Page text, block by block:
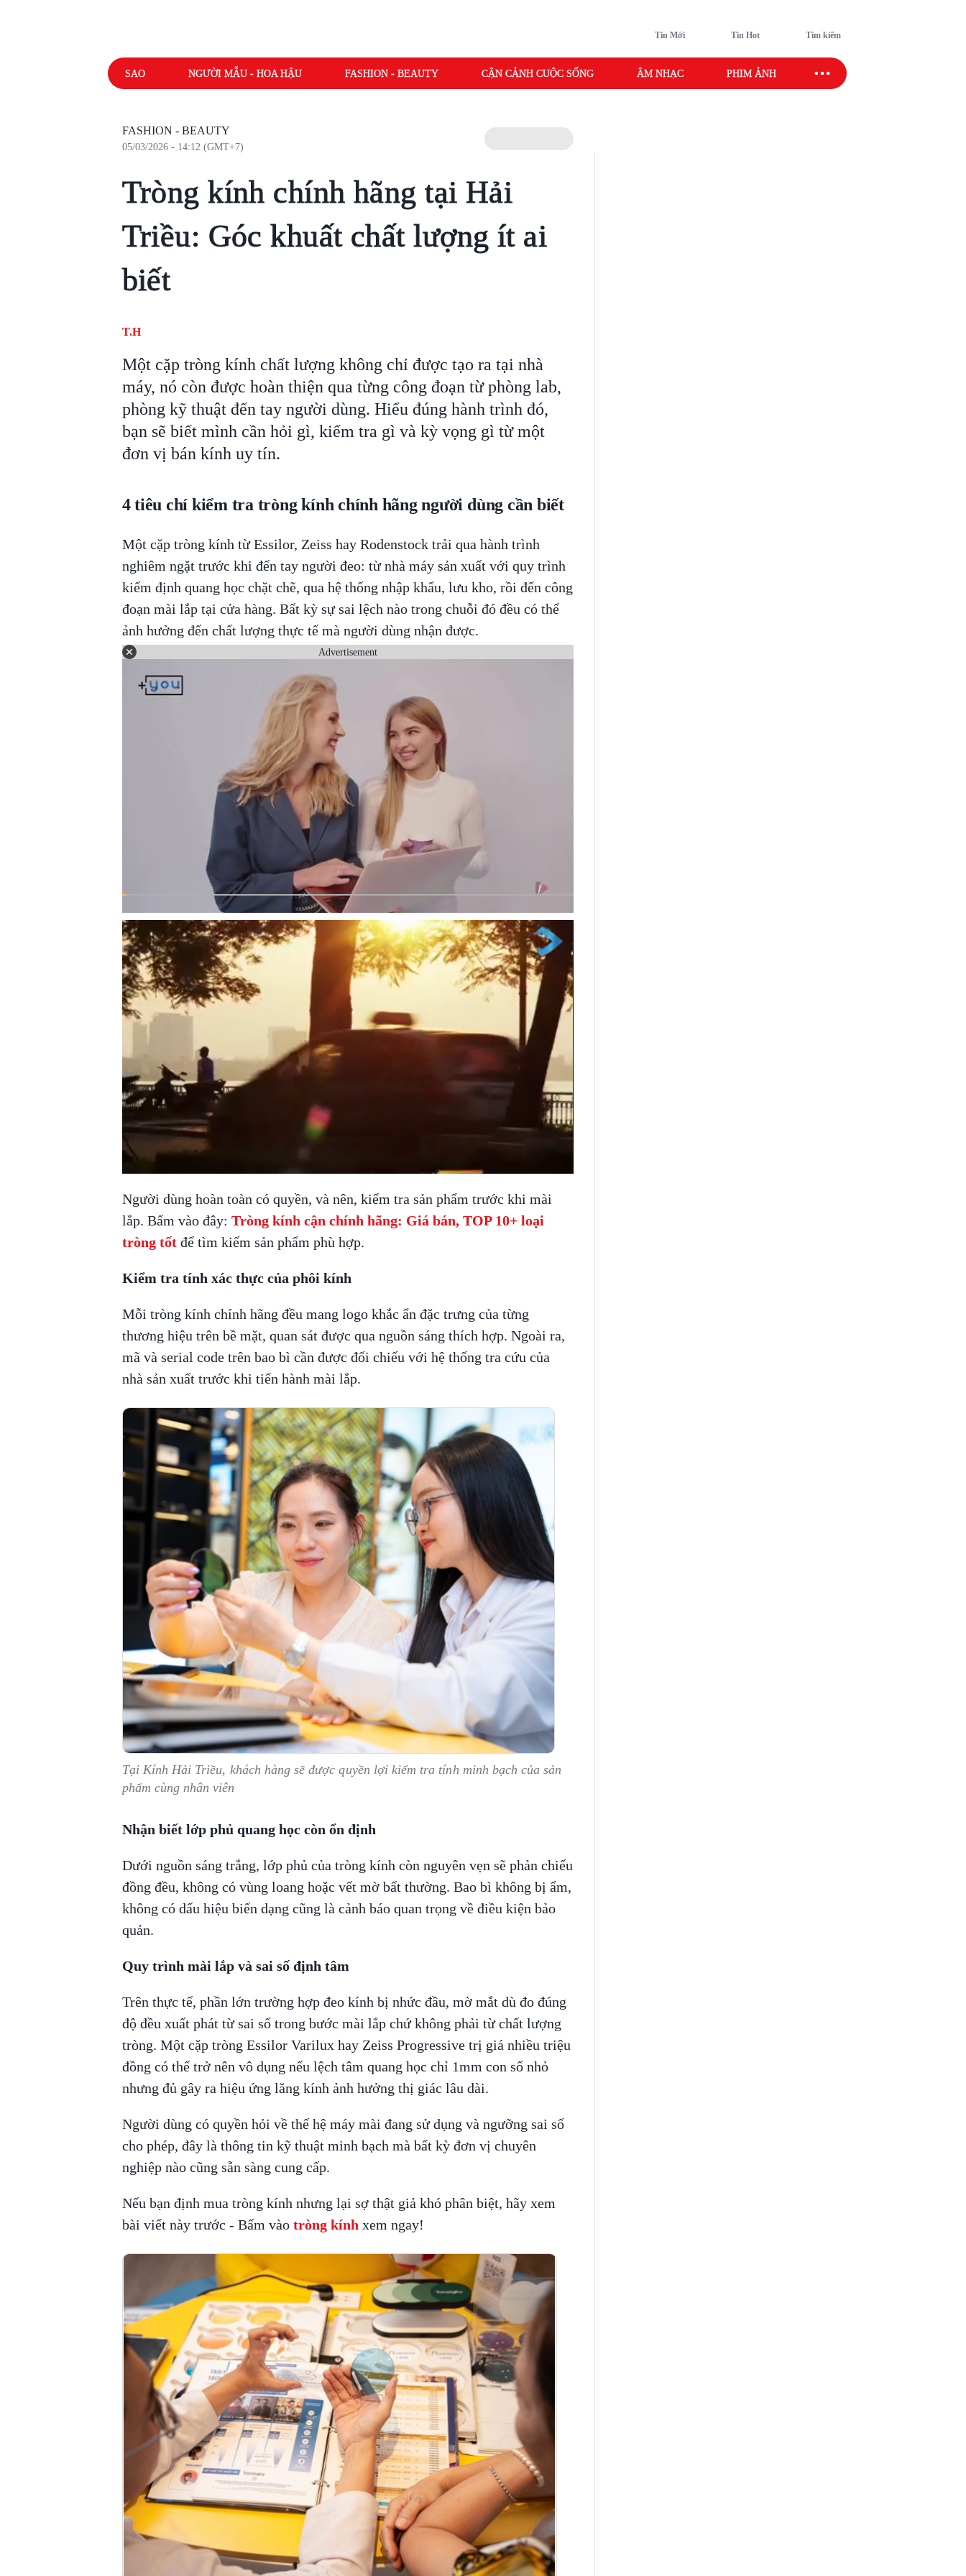
Tin Mới Tin Hot Tìm kiếm
SAO NGƯỜI MẪU - HOA HẬU FASHION - BEAUTY CẬN CẢNH CUỘC SỐNG ÂM NHẠC PHIM ẢNH SAO SPORT
FASHION - BEAUTY
05/03/2026 - 14:12 (GMT+7)
Tròng kính chính hãng tại Hải
Triều: Góc khuất chất lượng ít ai
biết
T.H
Một cặp tròng kính chất lượng không chỉ được tạo ra tại nhà
máy, nó còn được hoàn thiện qua từng công đoạn từ phòng lab,
phòng kỹ thuật đến tay người dùng. Hiểu đúng hành trình đó,
bạn sẽ biết mình cần hỏi gì, kiểm tra gì và kỳ vọng gì từ một
đơn vị bán kính uy tín.
4 tiêu chí kiểm tra tròng kính chính hãng người dùng cần biết
Một cặp tròng kính từ Essilor, Zeiss hay Rodenstock trải qua hành trình
nghiêm ngặt trước khi đến tay người đeo: từ nhà máy sản xuất với quy trình
kiểm định quang học chặt chẽ, qua hệ thống nhập khẩu, lưu kho, rồi đến công
đoạn mài lắp tại cửa hàng. Bất kỳ sự sai lệch nào trong chuỗi đó đều có thể
ảnh hưởng đến chất lượng thực tế mà người dùng nhận được.
Advertisement
Người dùng hoàn toàn có quyền, và nên, kiểm tra sản phẩm trước khi mài
lắp. Bấm vào đây: Tròng kính cận chính hãng: Giá bán, TOP 10+ loại
tròng tốtđể tìm kiếm sản phẩm phù hợp.
Kiểm tra tính xác thực của phôi kính
Mỗi tròng kính chính hãng đều mang logo khắc ẩn đặc trưng của từng
thương hiệu trên bề mặt, quan sát được qua nguồn sáng thích hợp. Ngoài ra,
mã và serial code trên bao bì cần được đối chiếu với hệ thống tra cứu của
nhà sản xuất trước khi tiến hành mài lắp.
Tại Kính Hải Triều, khách hàng sẽ được quyền lợi kiểm tra tính minh bạch của sản
phẩm cùng nhân viên
Nhận biết lớp phủ quang học còn ổn định
Dưới nguồn sáng trắng, lớp phủ của tròng kính còn nguyên vẹn sẽ phản chiếu
đồng đều, không có vùng loang hoặc vết mờ bất thường. Bao bì không bị ẩm,
không có dấu hiệu biến dạng cũng là cảnh báo quan trọng về điều kiện bảo
quản.
Quy trình mài lắp và sai số định tâm
Trên thực tế, phần lớn trường hợp đeo kính bị nhức đầu, mờ mắt dù đo đúng
độ đều xuất phát từ sai số trong bước mài lắp chứ không phải từ chất lượng
tròng. Một cặp tròng Essilor Varilux hay Zeiss Progressive trị giá nhiều triệu
đồng có thể trở nên vô dụng nếu lệch tâm quang học chỉ 1mm con số nhỏ
nhưng đủ gây ra hiệu ứng lăng kính ảnh hưởng thị giác lâu dài.
Người dùng có quyền hỏi về thế hệ máy mài đang sử dụng và ngưỡng sai số
cho phép, đây là thông tin kỹ thuật minh bạch mà bất kỳ đơn vị chuyên
nghiệp nào cũng sẵn sàng cung cấp.
Nếu bạn định mua tròng kính nhưng lại sợ thật giả khó phân biệt, hãy xem
bài viết này trước - Bấm vào tròng kính xem ngay!